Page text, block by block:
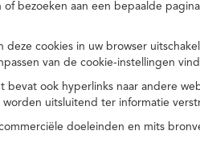
of bezoeken aan een bepaalde
deze cookies in uw browser
van de cookie-instellingen
bevat ook hyperlinks naar andere
worden uitsluitend ter informatie
doeleinden en mits